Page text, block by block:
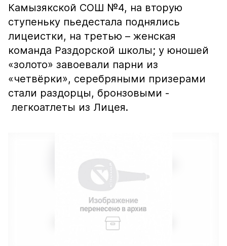
Камызякской СОШ №4, на вторую
ступеньку пьедестала поднялись
лицеистки, на третью – женская
команда Раздорской школы; у юношей
«золото» завоевали парни из
«четвёрки», серебряными призерами
стали раздорцы, бронзовыми -
легкоатлеты из Лицея.